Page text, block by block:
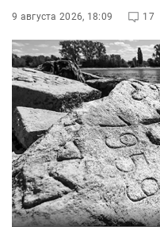
9 августа 2026, 18:09 17